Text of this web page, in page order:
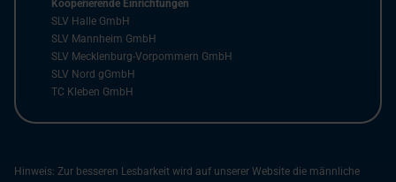
Kooperierende Einrichtungen
SLV Halle GmbH
SLV Mannheim GmbH
SLV Mecklenburg-Vorpommern GmbH
SLV Nord gGmbH
TC Kleben GmbH
Hinweis: Zur besseren Lesbarkeit wird auf unserer Website die männliche